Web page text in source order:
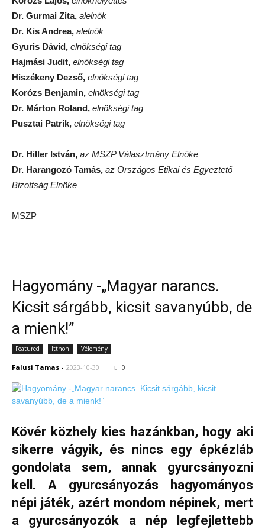
Dr. Gurmai Zita, alelnök
Dr. Kis Andrea, alelnök
Gyuris Dávid, elnökségi tag
Hajmási Judit, elnökségi tag
Hiszékeny Dezső, elnökségi tag
Korózs Benjamin, elnökségi tag
Dr. Márton Roland, elnökségi tag
Pusztai Patrik, elnökségi tag
Dr. Hiller István, az MSZP Választmány Elnöke
Dr. Harangozó Tamás, az Országos Etikai és Egyeztető
Bizottság Elnöke
MSZP
Hagyomány -„Magyar narancs.
Kicsit sárgább, kicsit savanyúbb, de
a mienk!”
Featured Itthon Vélemény
Falusi Tamas - 2023-10-30 0
Kövér közhely kies hazánkban, hogy aki
sikerre vágyik, és nincs egy épkézláb
gondolata sem, annak gyurcsányozni
kell. A gyurcsányozás hagyományos
népi játék, azért mondom népinek, mert
a gyurcsányozók a nép legfejlettebb